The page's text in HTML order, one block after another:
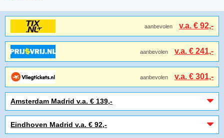
aanbevolen v.a. € 92,-
aanbevolen v.a. € 241,-
aanbevolen v.a. € 301,-
Amsterdam Madrid v.a. € 139,-
Eindhoven Madrid v.a. € 92,-